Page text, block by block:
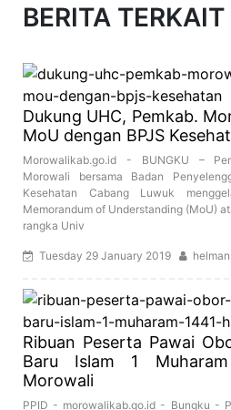
BERITA TERKAIT
Dukung UHC, Pemkab.
MoU dengan BPJS
Morowalikab.go.id - BUNGKU –
Morowali bersama Badan
Kesehatan Cabang Luwuk
Memorandum of Understanding (MoU)
rangka Univ
Tuesday 29 January 2019
Ribuan Peserta Pawai
Baru Islam 1
Morowali
PPID - morowalikab.go.id - Bungku -